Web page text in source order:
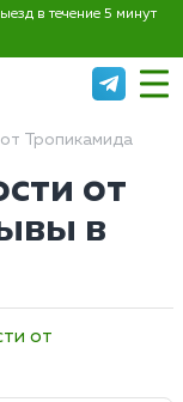
в течение 5 минут
Тропикамида
от
в
от